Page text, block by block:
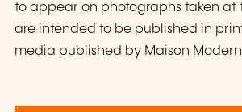
to appear on photographs taken at
are intended to be published in
media published by Maison